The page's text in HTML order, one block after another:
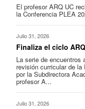
El profesor ARQ UC
la Conferencia PLEA
Julio 31, 2026
Finaliza el ciclo
La serie de
revisión curricular de
por la Subdirectora
profesor A...
Julio 31, 2026